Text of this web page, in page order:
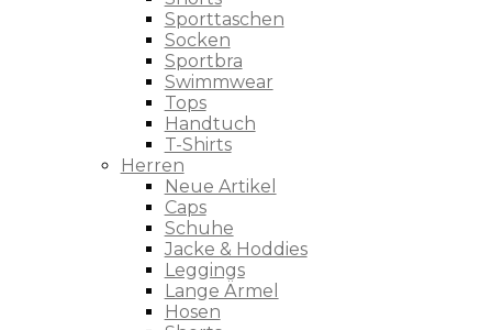
Sporttaschen
Socken
Sportbra
Swimmwear
Tops
Handtuch
T-Shirts
Herren
Neue Artikel
Caps
Schuhe
Jacke & Hoddies
Leggings
Lange Ärmel
Hosen